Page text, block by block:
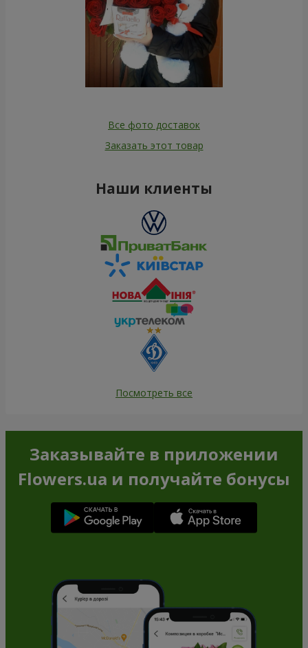
Все фото доставок
Заказать этот товар
Наши клиенты
Посмотреть все
Заказывайте в приложении
Flowers.ua и получайте бонусы